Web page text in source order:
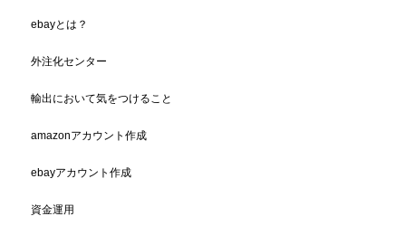
ebayとは？
外注化センター
輸出において気をつけること
amazonアカウント作成
ebayアカウント作成
資金運用